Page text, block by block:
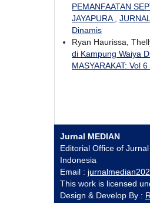
PEMANFAATAN
JAYAPURA
Dinamis
Ryan Haurissa,
di Kampung Waiya
MASYARAKAT: Vol
Jurnal MEDIAN
Editorial Office of
Indonesia
Email :
This work is licensed
Design & Develop By :